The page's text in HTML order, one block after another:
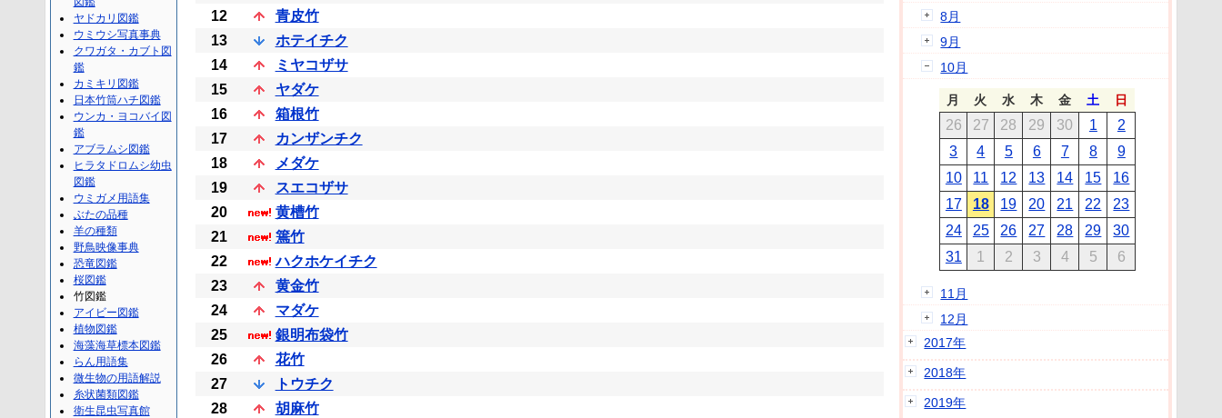
12
青皮竹
13
ホテイチク
14
ミヤコザサ
15
ヤダケ
16
箱根竹
17
カンザンチク
18
メダケ
19
スエコザサ
20
黄槽竹
21
篶竹
22
ハクホケイチク
23
黄金竹
24
マダケ
25
銀明布袋竹
26
花竹
27
トウチク
28
胡麻竹
ヤドカリ図鑑
ウミウシ写真事典
クワガタ・カブト図
鑑
カミキリ図鑑
日本竹筒ハチ図鑑
ウンカ・ヨコバイ図
鑑
アブラムシ図鑑
ヒラタドロムシ幼虫
図鑑
ウミガメ用語集
ぶたの品種
羊の種類
野鳥映像事典
恐竜図鑑
桜図鑑
竹図鑑
アイビー図鑑
植物図鑑
海藻海草標本図鑑
らん用語集
微生物の用語解説
糸状菌類図鑑
衛生昆虫写真館
8月
9月
10月
月 火 水 木 金 土 日
26 27 28 29 30 1
2
3
4 5 6 7 8
9
10
11 12 13 14 15
16
17
18 19 20 21 22
23
24
25 26 27 28 29
30
31
1 2 3 4 5 6
11月
12月
2017年
2018年
2019年